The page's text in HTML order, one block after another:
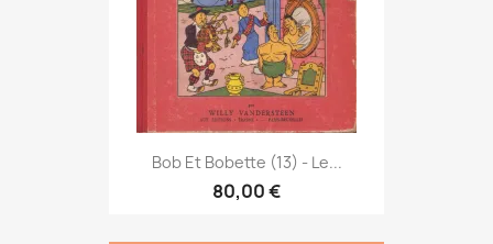
Bob Et Bobette (13) - Le...
80,00 €